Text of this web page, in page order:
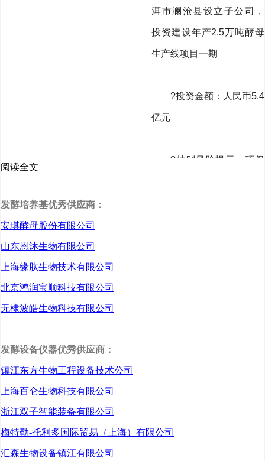
洱市澜沧县设立子公司，
投资建设年产2.5万吨酵母
生产线项目一期
?投资金额：人民币5.4
亿元
?特别风险提示：环保
酵母生产线项目一期(以下
阅读全文
发酵培养基优秀供应商：
安琪酵母股份有限公司
山东恩沐生物有限公司
上海缘肽生物技术有限公司
北京鸿润宝顺科技有限公司
无棣波皓生物科技有限公司
发酵设备仪器优秀供应商：
镇江东方生物工程设备技术公司
上海百仑生物科技有限公司
浙江双子智能装备有限公司
梅特勒-托利多国际贸易（上海）有限公司
汇森生物设备镇江有限公司